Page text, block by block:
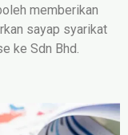
memberikan
sayap syarikat
ke Sdn Bhd.